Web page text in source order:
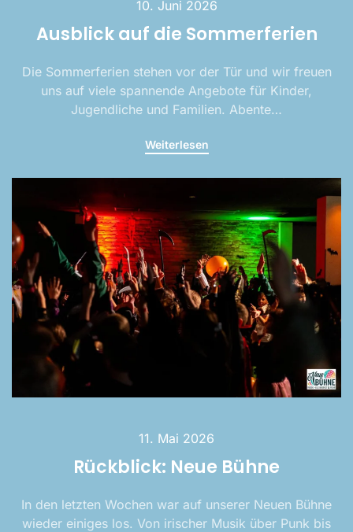
10. Juni 2026
Ausblick auf die Sommerferien
Die Sommerferien stehen vor der Tür und wir freuen
uns auf viele spannende Angebote für Kinder,
Jugendliche und Familien. Abente…
Weiterlesen
11. Mai 2026
Rückblick: Neue Bühne
In den letzten Wochen war auf unserer Neuen Bühne
wieder einiges los. Von irischer Musik über Punk bis